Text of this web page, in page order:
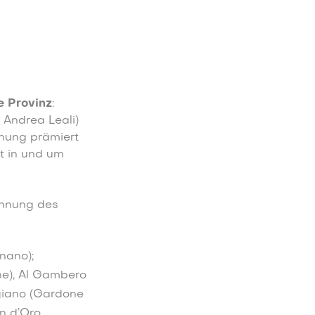
Provinz:
Leali)
prämiert
in und um
des
Al Gambero
(Gardone